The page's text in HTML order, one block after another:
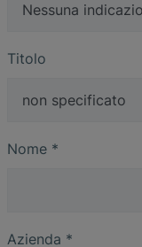
Titolo
Nome *
Azienda *